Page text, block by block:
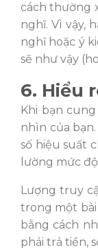
cách thường
nghĩ. Vì vậy,
nghĩ hoặc ý
sẽ như vậy
6. Hiểu
Khi bạn
nhìn của bạn
số hiệu suất
lường mức đ
Lượng truy cậ
trong một
bằng cách
phải trả tiền,